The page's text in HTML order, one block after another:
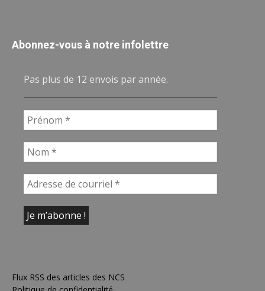
Abonnez-vous à notre infolettre
Pas plus de 12 envois par année.
Flux RSS des articles des NCS